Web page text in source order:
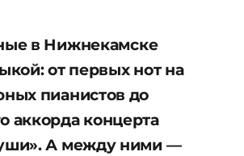
в Нижнекамске
от первых нот на
пианистов до
аккорда концерта
А между ними —